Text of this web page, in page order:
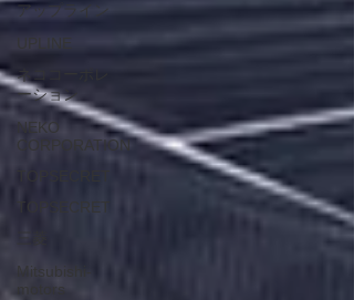
アップライン
UPLINE
ネココーポレ
ーション
NEKO
CORPORATION
TOPSECRET
Mitsubishi-
motors